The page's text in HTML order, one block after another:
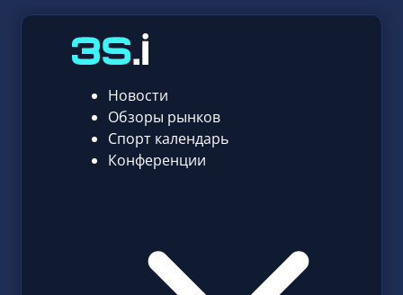
Новости
Обзоры рынков
Спорт календарь
Конференции